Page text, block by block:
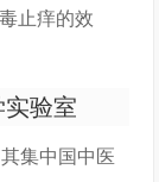
止痒的效
验室
集中国中医